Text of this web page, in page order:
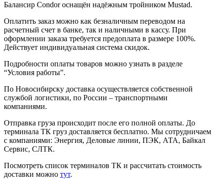
Балансир Condor оснащён надёжным тройником Mustad.
Оплатить заказ можно как безналичным переводом на
расчетный счет в банке, так и наличными в кассу. При
оформлении заказа требуется предоплата в размере 100%.
Действует индивидуальная система скидок.
Подробности оплаты товаров можно узнать в разделе
“Условия работы”.
По Новосибирску доставка осуществляется собственной
службой логистики, по России – транспортными
компаниями.
Отправка груза происходит после его полной оплаты. До
терминала ТК груз доставляется бесплатно. Мы сотрудничаем
с компаниями: Энергия, Деловые линии, ПЭК, АТА, Байкал
Сервис, СЛТК.
Посмотреть список терминалов ТК и рассчитать стоимость
доставки можно тут.